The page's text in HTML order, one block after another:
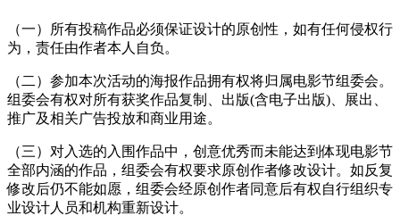
（一）所有投稿作品必须保证设计的原创性，如有任何侵权行
为，责任由作者本人自负。
（二）参加本次活动的海报作品拥有权将归属电影节组委会。
组委会有权对所有获奖作品复制、出版(含电子出版)、展出、
推广及相关广告投放和商业用途。
（三）对入选的入围作品中，创意优秀而未能达到体现电影节
全部内涵的作品，组委会有权要求原创作者修改设计。如反复
修改后仍不能如愿，组委会经原创作者同意后有权自行组织专
业设计人员和机构重新设计。